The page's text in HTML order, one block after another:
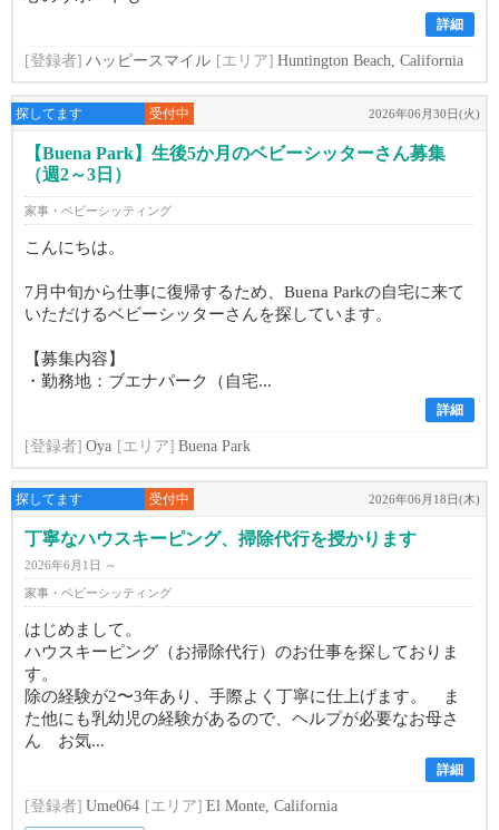
詳細
[登録者] ハッピースマイル [エリア] Huntington Beach, California
探してます 受付中 2026年06月30日(火)
【Buena Park】生後5か月のベビーシッターさん募集
（週2～3日）
家事・ベビーシッティング
こんにちは。
7月中旬から仕事に復帰するため、Buena Parkの自宅に来て
いただけるベビーシッターさんを探しています。
【募集内容】
・勤務地：ブエナパーク（自宅...
詳細
[登録者] Oya [エリア] Buena Park
探してます 受付中 2026年06月18日(木)
丁寧なハウスキーピング、掃除代行を授かります
2026年6月1日 ～
家事・ベビーシッティング
はじめまして。
ハウスキーピング（お掃除代行）のお仕事を探しておりま
す。
除の経験が2〜3年あり、手際よく丁寧に仕上げます。 ま
た他にも乳幼児の経験があるので、ヘルプが必要なお母さ
ん お気...
詳細
[登録者] Ume064 [エリア] El Monte, California